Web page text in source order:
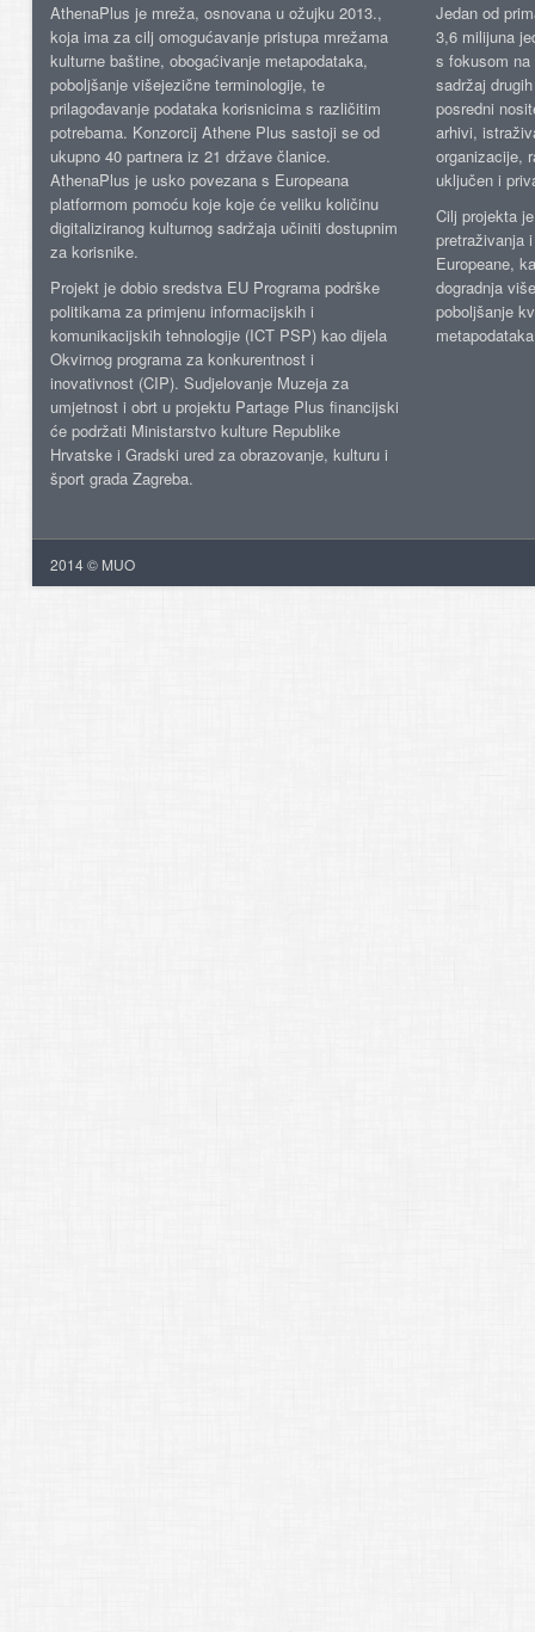
AthenaPlus je mreža, osnovana u ožujku 2013.,
koja ima za cilj omogućavanje pristupa mrežama
kulturne baštine, obogaćivanje metapodataka,
poboljšanje višejezične terminologije, te
prilagođavanje podataka korisnicima s različitim
potrebama. Konzorcij Athene Plus sastoji se od
ukupno 40 partnera iz 21 države članice.
AthenaPlus je usko povezana s Europeana
platformom pomoću koje koje će veliku količinu
digitaliziranog kulturnog sadržaja učiniti dostupnim
za korisnike.
Projekt je dobio sredstva EU Programa podrške
politikama za primjenu informacijskih i
komunikacijskih tehnologije (ICT PSP) kao dijela
Okvirnog programa za konkurentnost i
inovativnost (CIP). Sudjelovanje Muzeja za
umjetnost i obrt u projektu Partage Plus financijski
će podržati Ministarstvo kulture Republike
Hrvatske i Gradski ured za obrazovanje, kulturu i
šport grada Zagreba.
Jedan od
3,6 milijuna
s fokusom
sadržaj
posredni
arhivi,
organizacije,
uključen i
Cilj projekta
pretraživanja
Europeane,
dogradnja
poboljšanje
2014 © MUO